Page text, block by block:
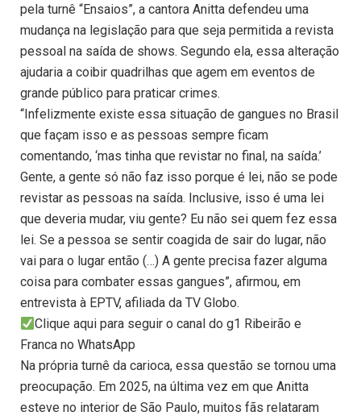
pela turnê “Ensaios”, a cantora Anitta defendeu uma
mudança na legislação para que seja permitida a revista
pessoal na saída de shows. Segundo ela, essa alteração
ajudaria a coibir quadrilhas que agem em eventos de
grande público para praticar crimes.
“Infelizmente existe essa situação de gangues no Brasil
que façam isso e as pessoas sempre ficam
comentando, ‘mas tinha que revistar no final, na saída.’
Gente, a gente só não faz isso porque é lei, não se pode
revistar as pessoas na saída. Inclusive, isso é uma lei
que deveria mudar, viu gente? Eu não sei quem fez essa
lei. Se a pessoa se sentir coagida de sair do lugar, não
vai para o lugar então (…) A gente precisa fazer alguma
coisa para combater essas gangues”, afirmou, em
entrevista à EPTV, afiliada da TV Globo.
Clique aqui para seguir o canal do g1 Ribeirão e
Franca no WhatsApp
Na própria turnê da carioca, essa questão se tornou uma
preocupação. Em 2025, na última vez em que Anitta
esteve no interior de São Paulo, muitos fãs relataram